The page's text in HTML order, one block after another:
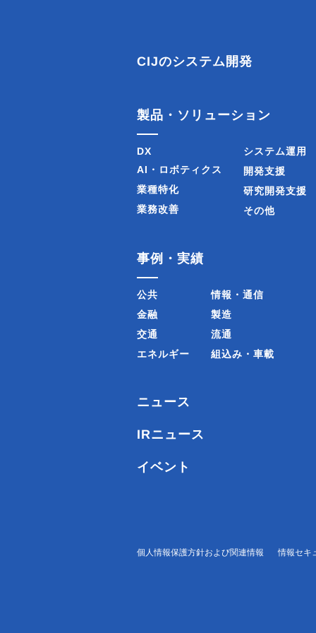
CIJのシステム開発
製品・ソリューション
DX
AI・ロボティクス
業種特化
業務改善
システム運用
開発支援
研究開発支援
その他
事例・実績
公共
金融
交通
エネルギー
情報・通信
製造
流通
組込み・車載
ニュース
IRニュース
イベント
個人情報保護方針および関連情報 情報セキ